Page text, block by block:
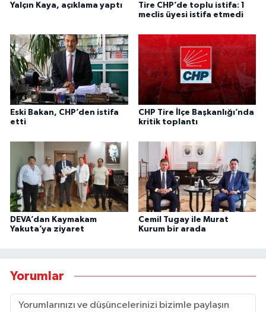
Yalçın Kaya, açıklama yaptı
Tire CHP’de toplu istifa: 1
meclis üyesi istifa etmedi
Eski Bakan, CHP’den istifa
etti
CHP Tire İlçe Başkanlığı’nda
kritik toplantı
DEVA’dan Kaymakam
Yakuta’ya ziyaret
Cemil Tugay ile Murat
Kurum bir arada
Yorumlar